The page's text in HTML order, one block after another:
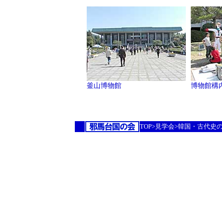
釜山博物館 博物館構
TOP>見学会>韓国・古代史